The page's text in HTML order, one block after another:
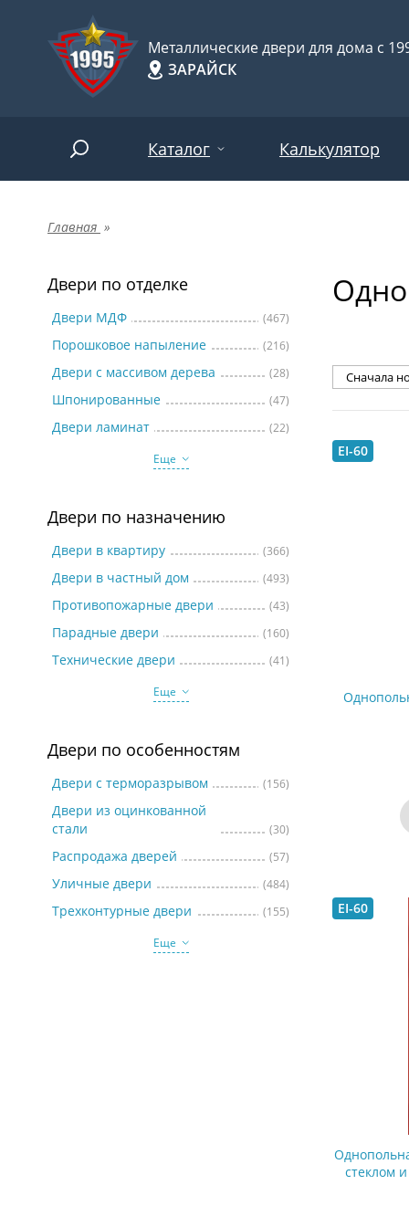
Металлические двери для дома с
ЗАРАЙСК
Каталог
Двери по отделке
Двери по назначению
Двери по особенностям
Калькулятор
Главная »
Двери по отделке
Двери МДФ (467)
Порошковое напыление (216)
Двери с массивом дерева (28)
Шпонированные (47)
Двери ламинат
(22)
Еще
Двери по назначению
Двери в квартиру (366)
Двери в частный дом (493)
Противопожарные двери (43)
Парадные двери (160)
Технические двери
(41)
Еще
Двери по особенностям
Двери с терморазрывом (156)
Двери из оцинкованной
стали
(30)
Распродажа дверей (57)
Уличные двери (484)
Трехконтурные двери
(155)
Еще
EI-60
EI-60
стеклом